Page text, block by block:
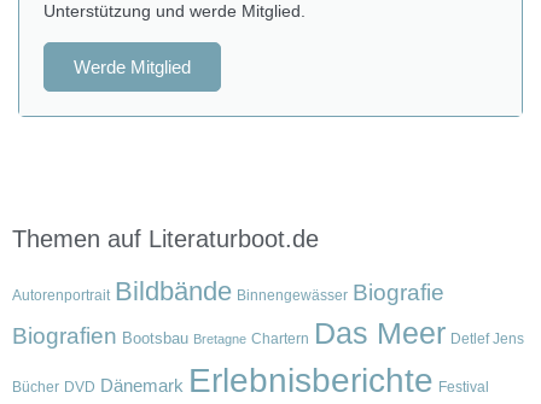
Unterstützung und werde Mitglied.
Werde Mitglied
Themen auf Literaturboot.de
Autorenportrait Bildbände Binnengewässer Biografie
Biografien Bootsbau Bretagne Chartern Das Meer Detlef Jens
Bücher DVD Dänemark Erlebnisberichte Festival